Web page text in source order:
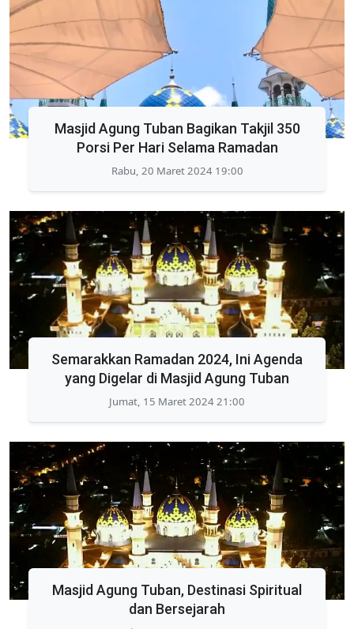
Masjid Agung Tuban Bagikan Takjil 350
Porsi Per Hari Selama Ramadan
Rabu, 20 Maret 2024 19:00
Semarakkan Ramadan 2024, Ini Agenda
yang Digelar di Masjid Agung Tuban
Jumat, 15 Maret 2024 21:00
Masjid Agung Tuban, Destinasi Spiritual
dan Bersejarah